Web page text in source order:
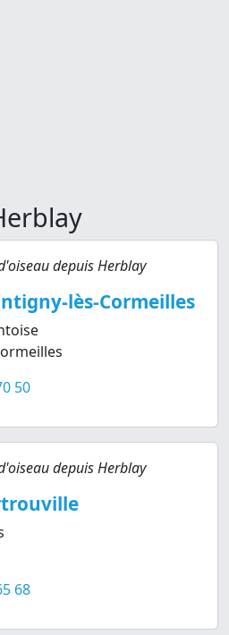
depuis Herblay
lès-Cormeilles
50
depuis Herblay
68